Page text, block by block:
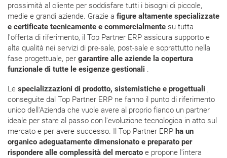
prossimità al cliente per soddisfare tutti i bisogni di piccole,
medie e grandi aziende. Grazie a figure altamente specializzate
e certificate tecnicamente e commercialmente su tutta
l'offerta di riferimento, il Top Partner ERP assicura supporto e
alta qualità nei servizi di pre-sale, post-sale e soprattutto nella
fase progettuale, per garantire alle aziende la copertura
funzionale di tutte le esigenze gestionali .
Le specializzazioni di prodotto, sistemistiche e progettuali ,
conseguite dal Top Partner ERP ne fanno il punto di riferimento
unico dell'Azienda che vuole avere al proprio fianco un partner
ideale per stare al passo con l'evoluzione tecnologica in atto sul
mercato e per avere successo. Il Top Partner ERP ha un
organico adeguatamente dimensionato e preparato per
rispondere alle complessità del mercato e propone l'intera